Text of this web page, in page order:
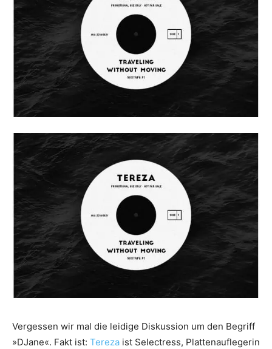
Vergessen wir mal die leidige Diskussion um den Begriff
»DJane«. Fakt ist: Tereza ist Selectress, Plattenauflegerin